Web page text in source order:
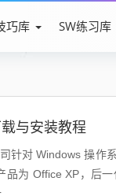
巧库 SW练习库
与安装教程
针对 Windows 操作
为 Office XP，后